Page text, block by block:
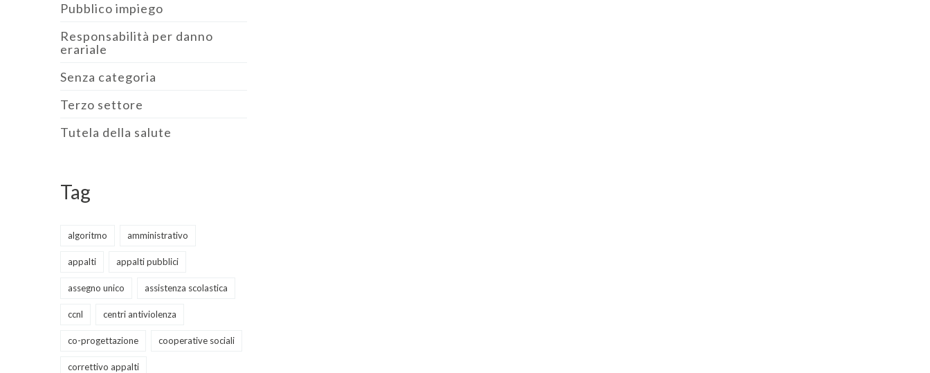
Pubblico impiego
Responsabilità per danno
erariale
Senza categoria
Terzo settore
Tutela della salute
Tag
algoritmo amministrativo
appalti appalti pubblici
assegno unico assistenza scolastica
ccnl centri antiviolenza
co-progettazione cooperative sociali
correttivo appalti